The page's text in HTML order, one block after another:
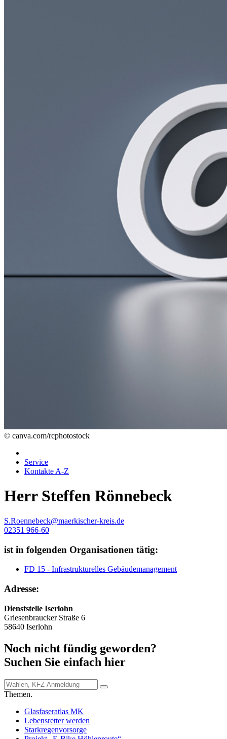
© canva.com/rcphotostock
Service
Kontakte A-Z
Herr Steffen Rönnebeck
S.Roennebeck@maerkischer-kreis.de
02351 966-60
ist in folgenden Organisationen tätig:
FD 15 - Infrastrukturelles Gebäudemanagement
Adresse:
Dienststelle Iserlohn
Griesenbraucker Straße 6
58640 Iserlohn
Noch nicht fündig geworden?
Suchen Sie einfach hier
Themen.
Glasfaseratlas MK
Lebensretter werden
Starkregenvorsorge